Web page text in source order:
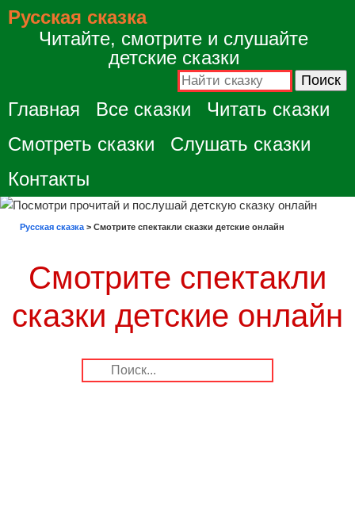
Русская сказка
Читайте, смотрите и слушайте
детские сказки
Главная Все сказки
Читать сказки
Смотреть сказки
Слушать сказки
Контакты
Русская сказка > Смотрите спектакли сказки детские онлайн
Смотрите спектакли
сказки детские онлайн